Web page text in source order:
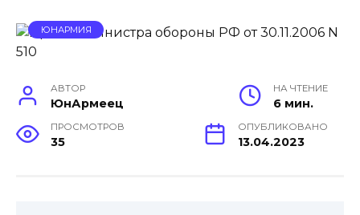
ЮНАРМИЯ
АВТОР
ЮнАрмеец
НА ЧТЕНИЕ
6 мин.
ПРОСМОТРОВ
35
ОПУБЛИКОВАНО
13.04.2023